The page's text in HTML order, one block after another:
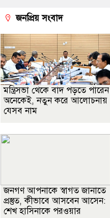
জনপ্রিয় সংবাদ
মন্ত্রিসভা থেকে বাদ পড়তে পারেন
অনেকেই, নতুন করে আলোচনায়
যেসব নাম
জনগণ আপনাকে স্বাগত জানাতে
প্রস্তুত, কীভাবে আসবেন আসেন:
শেখ হাসিনাকে পরওয়ার